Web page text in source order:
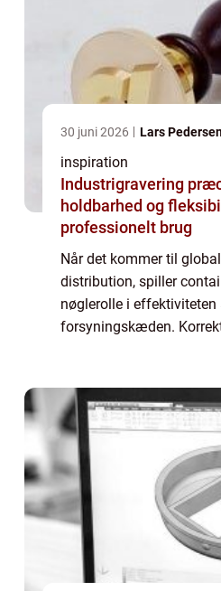
30 juni 2026 Lars
inspiration
Industrigravering præcision,
holdbarhed og
professionelt brug
Når det kommer til
distribution, spiller
nøglerolle i effektiviteten
forsyningskæden.
pladsen, skær...